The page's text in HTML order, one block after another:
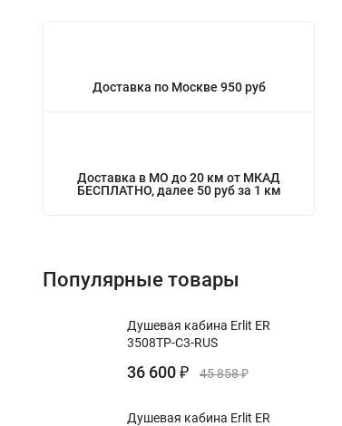
Доставка по Москве 950 руб
Доставка в МО до 20 км от МКАД
БЕСПЛАТНО, далее 50 руб за 1 км
Популярные товары
Душевая кабина Erlit ER
3508TP-C3-RUS
36 600 ₽ 45 858₽
Душевая кабина Erlit ER